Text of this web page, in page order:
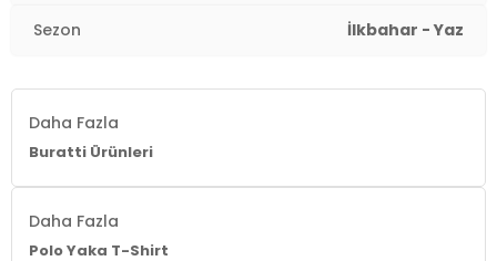
Sezon İlkbahar - Yaz
Daha Fazla
Buratti Ürünleri
Daha Fazla
Polo Yaka T-Shirt